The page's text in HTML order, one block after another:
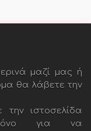
μαζί μας ή
θα λάβετε την
ιστοσελίδα
μόνο για να